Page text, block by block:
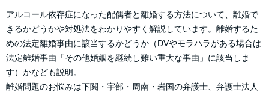
アルコール依存症になった配偶者と離婚する方法について、離婚で
きるかどうかや対処法をわかりやすく解説しています。離婚するた
めの法定離婚事由に該当するかどうか（DVやモラハラがある場合は
法定離婚事由「その他婚姻を継続し難い重大な事由」に該当しま
す）かなども説明。
離婚問題のお悩みは下関・宇部・周南・岩国の弁護士、弁護士法人